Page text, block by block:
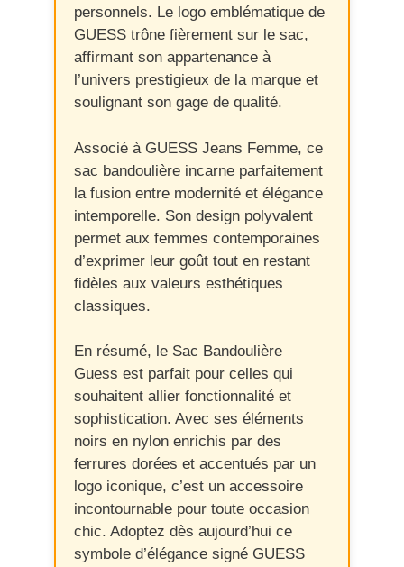
personnels. Le logo emblématique de
GUESS trône fièrement sur le sac,
affirmant son appartenance à
l’univers prestigieux de la marque et
soulignant son gage de qualité.
Associé à GUESS Jeans Femme, ce
sac bandoulière incarne parfaitement
la fusion entre modernité et élégance
intemporelle. Son design polyvalent
permet aux femmes contemporaines
d’exprimer leur goût tout en restant
fidèles aux valeurs esthétiques
classiques.
En résumé, le Sac Bandoulière
Guess est parfait pour celles qui
souhaitent allier fonctionnalité et
sophistication. Avec ses éléments
noirs en nylon enrichis par des
ferrures dorées et accentués par un
logo iconique, c’est un accessoire
incontournable pour toute occasion
chic. Adoptez dès aujourd’hui ce
symbole d’élégance signé GUESS